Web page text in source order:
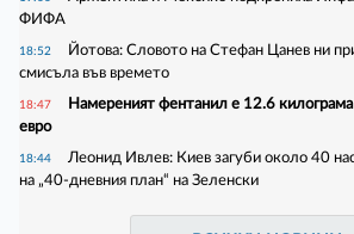
ФИФА
18:52
Йотова: Словото на Стефан Цанев ни
смисъла във времето
18:47
Намереният фентанил е 12.6
евро
18:44
Леонид Ивлев: Киев загуби около 40
на „40-дневния план“ на Зеленски